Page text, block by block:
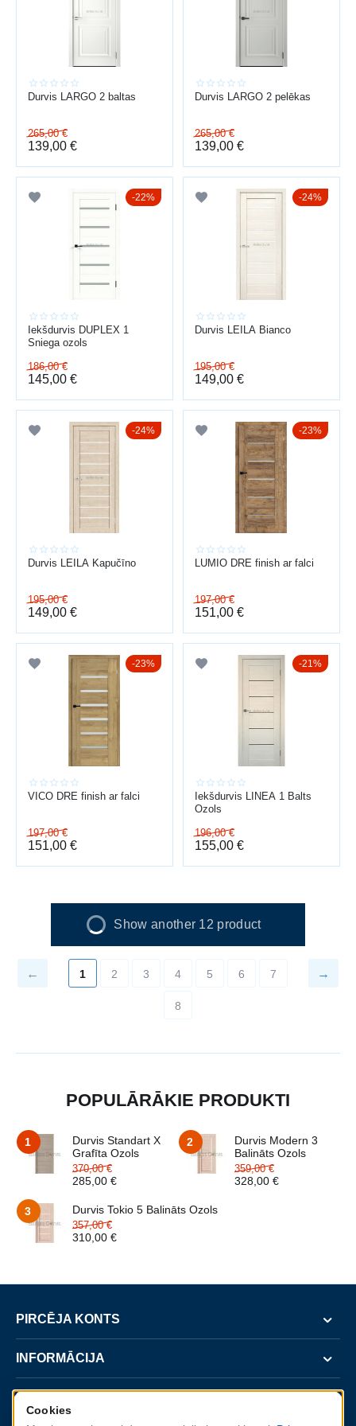
PRIEKŠROCĪBAS
telpu zonēšana
dizains un estētika
plaša izvēle
individuāli risinājumi
Durvis LARGO 2 baltas
265,00 €
139,00 €
Durvis LARGO 2 pelēkas
265,00 €
139,00 €
22%
Iekšdurvis DUPLEX 1
Sniega ozols
186,00 €
145,00 €
24%
Durvis LEILA Bianco
195,00 €
149,00 €
24%
Durvis LEILA Kapučīno
195,00 €
149,00 €
23%
LUMIO DRE finish ar falci
197,00 €
151,00 €
23%
VICO DRE finish ar falci
197,00 €
151,00 €
21%
Iekšdurvis LINEA 1 Balts
Ozols
196,00 €
155,00 €
Show another 12 product
1 2 3 4 5 6 7
8
POPULĀRĀKIE PRODUKTI
1
Durvis Standart X
Grafīta Ozols
370,00 €
285,00 €
2
Durvis Modern 3
Balināts Ozols
359,00 €
328,00 €
3 Durvis Tokio 5 Balināts Ozols
357,00 €
310,00 €
PIRCĒJA KONTS
INFORMĀCIJA
SERVISS
Cookies